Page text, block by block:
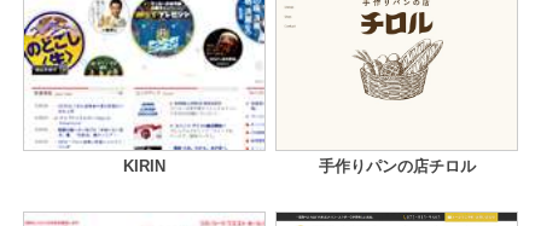
KIRIN 手作りパンの店チロル